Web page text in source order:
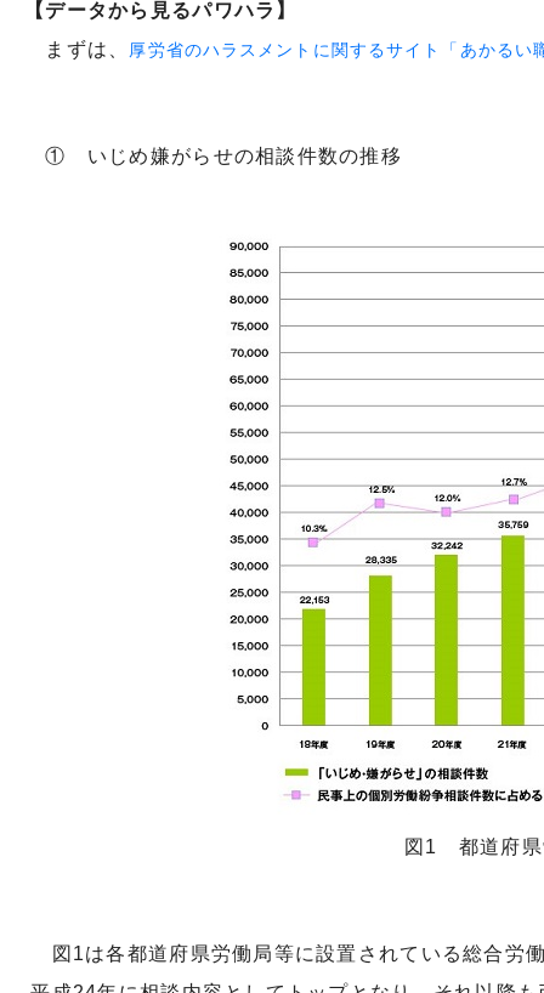
【データから見るパワハラ】
まずは、 厚労省のハラスメントに関するサイト「あかるい
① いじめ嫌がらせの相談件数の推移
図1 都道府県
図1は各都道府県労働局等に設置されている総合労